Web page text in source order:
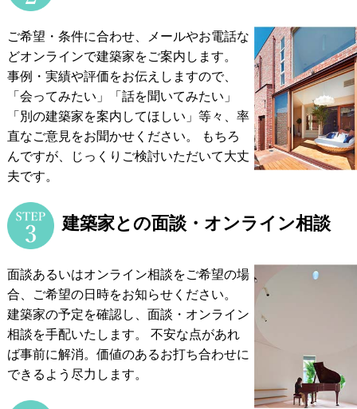
ご希望・条件に合わせ、メールやお電話な
どオンラインで建築家をご案内します。
事例・実績や評価をお伝えしますので、
「会ってみたい」「話を聞いてみたい」
「別の建築家を案内してほしい」等々、率
直なご意見をお聞かせください。
もちろ
んですが、じっくりご検討いただいて大丈
夫です。
建築家との面談・オンライン相談
面談あるいはオンライン相談をご希望の場
合、ご希望の日時をお知らせください。
建築家の予定を確認し、面談・オンライン
相談を手配いたします。
不安な点があれ
ば事前に解消。価値のあるお打ち合わせに
できるよう尽力します。